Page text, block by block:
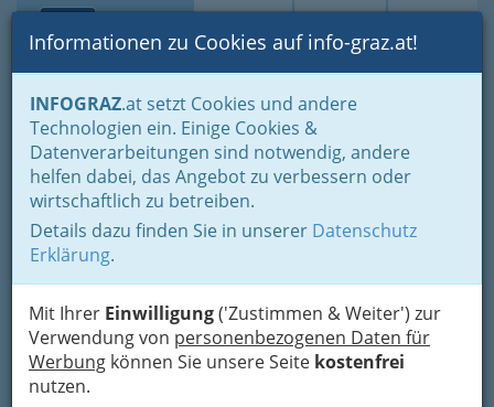
Suche Login Toggle
Informationen zu Cookies auf info-graz.at!
INFOGRAZ.at setzt Cookies und andere
Technologien ein. Einige Cookies &
Datenverarbeitungen sind notwendig, andere
helfen dabei, das Angebot zu verbessern oder
wirtschaftlich zu betreiben.
Details dazu finden Sie in unserer Datenschutz
Erklärung.
Mit Ihrer Einwilligung('Zustimmen & Weiter') zur
Verwendung von personenbezogenen Daten für
Werbung können Sie unsere Seite kostenfrei
nutzen.
Home Lifestyle
Gesundheit, Internet, Mode,
Sport, Lesen, Essen: Das
alles ist Lifestyle - auch in
Graz und Umgebung
Suche nach Gutscheinen & Rabattcodes – Marke
oder Produkt eingeben
Was ist Lifestyle? Die Antwort auf